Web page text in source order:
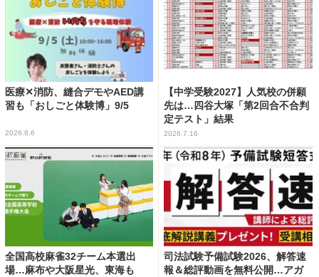
医療✕消防、縫合デモやAED講
習も「おしごと体験博」9/5
2026.8.6
【中学受験2027】人気校の併願
先は…四谷大塚「第2回合不合判
定テスト」結果
2026.7.16
全国高校麻雀32チーム本選出
場…麻布や大阪星光、東海も
司法試験予備試験2026、解答速
報＆総評動画を無料公開…アガ